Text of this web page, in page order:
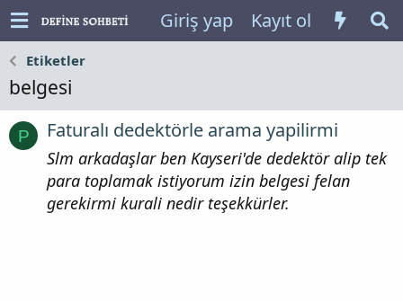
Giriş yap Kayıt ol
Etiketler
belgesi
P Faturalı dedektörle arama yapilirmi
Slm arkadaşlar ben Kayseri'de dedektör alip tek
para toplamak istiyorum izin belgesi felan
gerekirmi kurali nedir teşekkürler.